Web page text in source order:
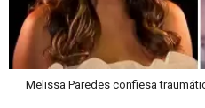
Melissa Paredes confiesa